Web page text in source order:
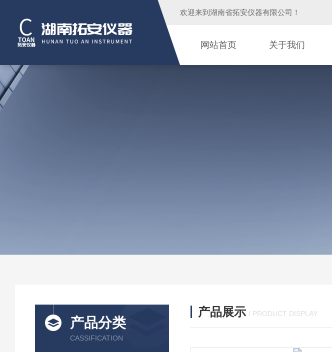
欢迎来到 湖南省拓安仪器有限公司 ！
网站首页 关于我们
产品分类
CASSIFICATION
产品展示 / PRODUCT DISPLAY